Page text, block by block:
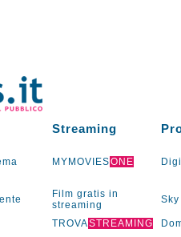
Streaming
MYMOVIESONE
Film gratis in
streaming
Sky
TROVASTREAMING